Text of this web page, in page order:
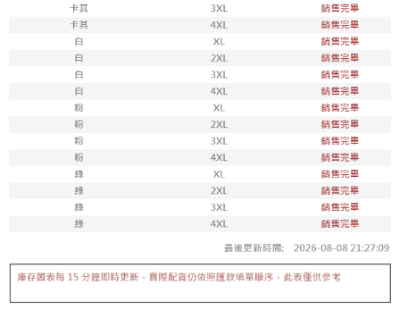
7-11取貨付款
每筆NT$100，滿NT$1,800(含以上)免運費
付款後711取貨
每筆NT$100，滿NT$1,800(含以上)免運費
每筆NT$150，滿NT$1,800(含以上)免運費